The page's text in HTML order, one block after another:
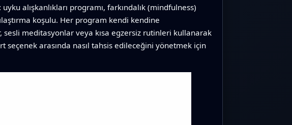
alışkanlıkları programı, farkındalık (mindfulness)
koşulu. Her program kendi kendine
meditasyonlar veya kısa egzersiz rutinleri kullanarak
arasında nasıl tahsis edileceğini yönetmek için